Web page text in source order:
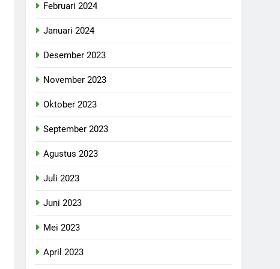
Februari 2024
Januari 2024
Desember 2023
November 2023
Oktober 2023
September 2023
Agustus 2023
Juli 2023
Juni 2023
Mei 2023
April 2023